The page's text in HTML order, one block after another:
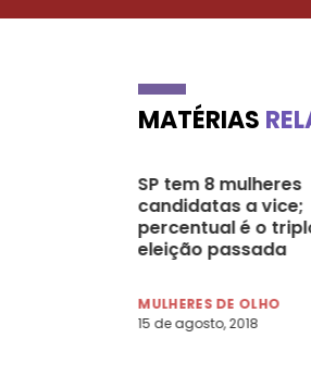
MATÉRIAS
SP tem 8 mulheres
candidatas a vice;
percentual é o
eleição passada
MULHERES DE OLHO
15 de agosto, 2018